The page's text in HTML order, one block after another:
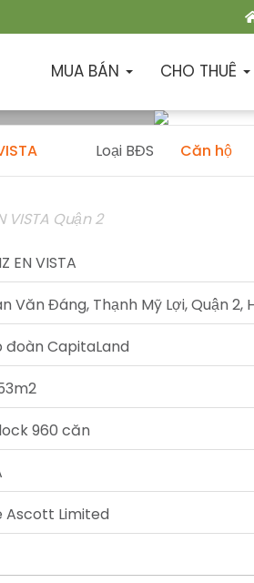
MUA BÁN CHO THUÊ
Mặt
Loại BĐS Căn hộ
VISTA Quận 2
EN VISTA
Văn Đáng, Thạnh Mỹ Lợi, Quận 2,
đoàn CapitaLand
960 căn
Ascott Limited